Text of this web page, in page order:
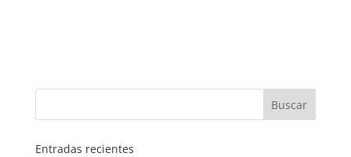
Entradas recientes